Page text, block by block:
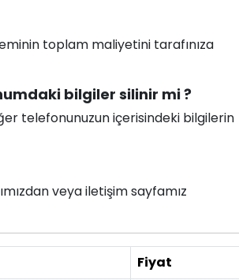
toplam maliyetini tarafınıza
bilgiler silinir mi ?
telefonunuzun içerisindeki bilgilerin
veya iletişim sayfamız
Fiyat